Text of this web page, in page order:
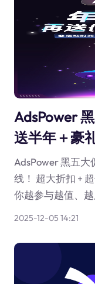
AdsPower
送半年＋豪
AdsPower 黑五大
线！ 超大折扣 +
你越参与越值、越
2025-12-05 14:21